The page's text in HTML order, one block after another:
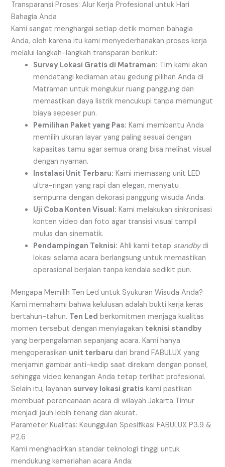
Transparansi Proses: Alur Kerja Profesional untuk Hari
Bahagia Anda
Kami sangat menghargai setiap detik momen bahagia
Anda, oleh karena itu kami menyederhanakan proses kerja
melalui langkah-langkah transparan berikut:
Survey Lokasi Gratis di Matraman: Tim kami akan
mendatangi kediaman atau gedung pilihan Anda di
Matraman untuk mengukur ruang panggung dan
memastikan daya listrik mencukupi tanpa memungut
biaya sepeser pun.
Pemilihan Paket yang Pas: Kami membantu Anda
memilih ukuran layar yang paling sesuai dengan
kapasitas tamu agar semua orang bisa melihat visual
dengan nyaman.
Instalasi Unit Terbaru: Kami memasang unit LED
ultra-ringan yang rapi dan elegan, menyatu
sempurna dengan dekorasi panggung wisuda Anda.
Uji Coba Konten Visual: Kami melakukan sinkronisasi
konten video dan foto agar transisi visual tampil
mulus dan sinematik.
Pendampingan Teknisi: Ahli kami tetap standbydi
lokasi selama acara berlangsung untuk memastikan
operasional berjalan tanpa kendala sedikit pun.
Mengapa Memilih Ten Led untuk Syukuran Wisuda Anda?
Kami memahami bahwa kelulusan adalah bukti kerja keras
bertahun-tahun. Ten Led berkomitmen menjaga kualitas
momen tersebut dengan menyiagakan teknisi standby
yang berpengalaman sepanjang acara. Kami hanya
mengoperasikan unit terbaru dari brand FABULUX yang
menjamin gambar anti-kedip saat direkam dengan ponsel,
sehingga video kenangan Anda tetap terlihat profesional.
Selain itu, layanan survey lokasi gratis kami pastikan
membuat perencanaan acara di wilayah Jakarta Timur
menjadi jauh lebih tenang dan akurat.
Parameter Kualitas: Keunggulan Spesifikasi FABULUX P3.9 &
P2.6
Kami menghadirkan standar teknologi tinggi untuk
mendukung kemeriahan acara Anda: